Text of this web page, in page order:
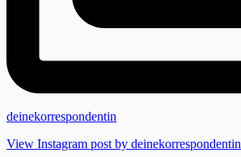
deinekorrespondentin
View Instagram post by deinekorrespondentin